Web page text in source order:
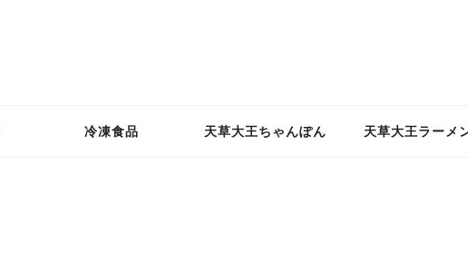
冷凍食品 天草大王ちゃんぽん 天草大王ラーメ